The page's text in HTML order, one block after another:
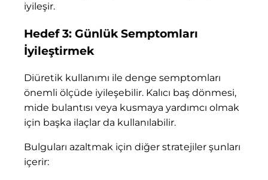
iyileşir.
Hedef 3: Günlük Semptomları
İyileştirmek
Diüretik kullanımı ile denge semptomları
önemli ölçüde iyileşebilir. Kalıcı baş dönmesi,
mide bulantısı veya kusmaya yardımcı olmak
için başka ilaçlar da kullanılabilir.
Bulguları azaltmak için diğer stratejiler şunları
içerir: